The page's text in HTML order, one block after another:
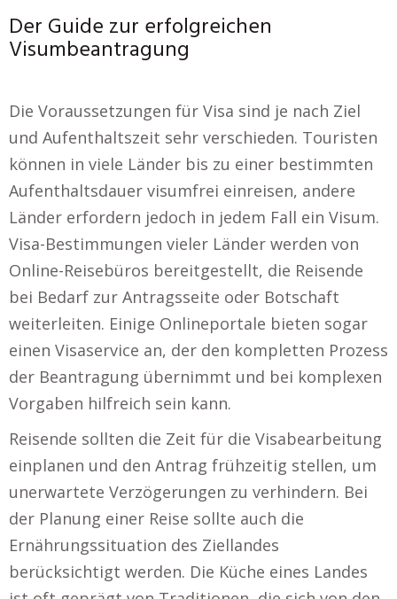
Der Guide zur erfolgreichen
Visumbeantragung
Die Voraussetzungen für Visa sind je nach Ziel
und Aufenthaltszeit sehr verschieden. Touristen
können in viele Länder bis zu einer bestimmten
Aufenthaltsdauer visumfrei einreisen, andere
Länder erfordern jedoch in jedem Fall ein Visum.
Visa-Bestimmungen vieler Länder werden von
Online-Reisebüros bereitgestellt, die Reisende
bei Bedarf zur Antragsseite oder Botschaft
weiterleiten. Einige Onlineportale bieten sogar
einen Visaservice an, der den kompletten Prozess
der Beantragung übernimmt und bei komplexen
Vorgaben hilfreich sein kann.
Reisende sollten die Zeit für die Visabearbeitung
einplanen und den Antrag frühzeitig stellen, um
unerwartete Verzögerungen zu verhindern. Bei
der Planung einer Reise sollte auch die
Ernährungssituation des Ziellandes
berücksichtigt werden. Die Küche eines Landes